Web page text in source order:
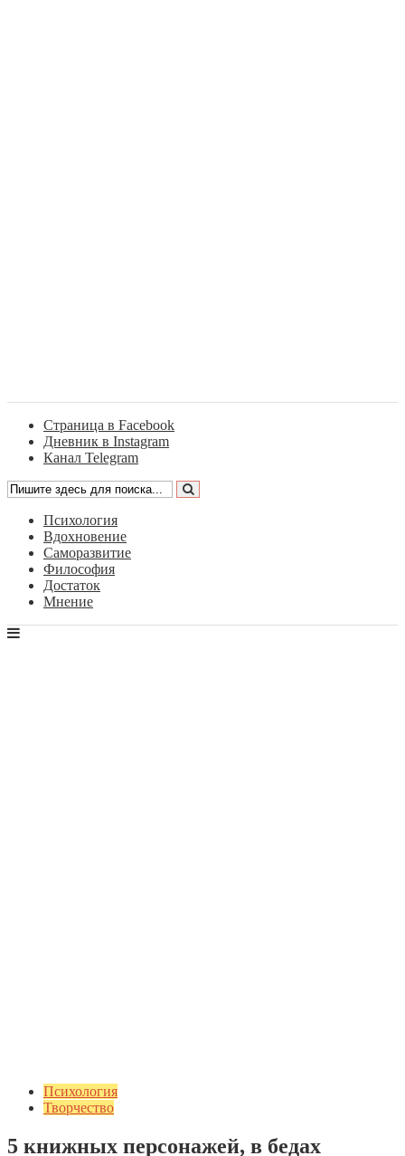
Страница в Facebook
Дневник в Instagram
Канал Telegram
Психология
Вдохновение
Саморазвитие
Философия
Достаток
Мнение
Психология
Творчество
5 книжных персонажей, в бедах